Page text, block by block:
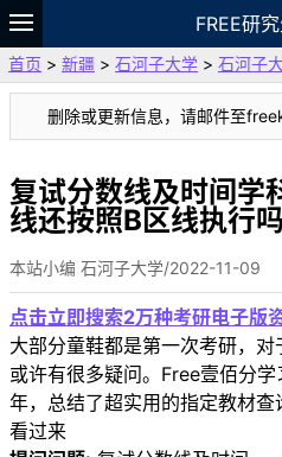
FREE研
题库
故事 专题 APP
VIP
资料
首页 > 新疆 > 石河子大学 > 石河子
删除或更新信息，请邮件至
复试分数线及时间学
线还按照B区线执行
本站小编 石河子大学/2022-11-09
点击立即搜索2万种考研电子版资
大部分童鞋都是第一次考研，对
或许有很多疑问。Free壹佰分
年，总结了超实用的指定教材
看过来